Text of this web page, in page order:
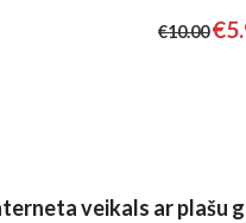
€10.00€
veikals ar plašu